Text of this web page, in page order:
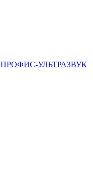
ПРОФИС-УЛЬТРАЗВУК